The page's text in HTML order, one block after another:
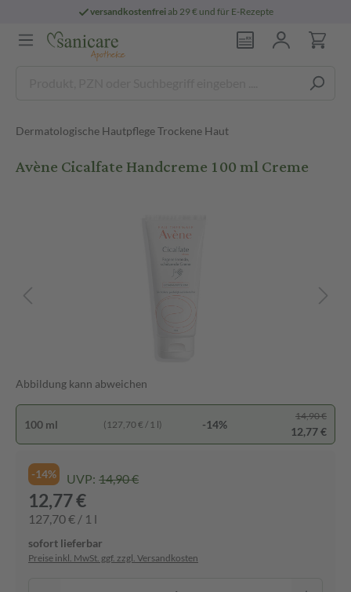
versandkostenfreiab 29 € und für E-Rezepte
Dermatologische Hautpflege Trockene Haut
Avène Cicalfate Handcreme 100 ml Creme
Abbildung kann abweichen
100 ml (127,70 € / 1 l) -14%
14,90 €
12,77 €
-14% UVP: 14,90 €
12,77 €
127,70 € / 1 l
sofort lieferbar
Preise inkl. MwSt. ggf. zzgl. Versandkosten